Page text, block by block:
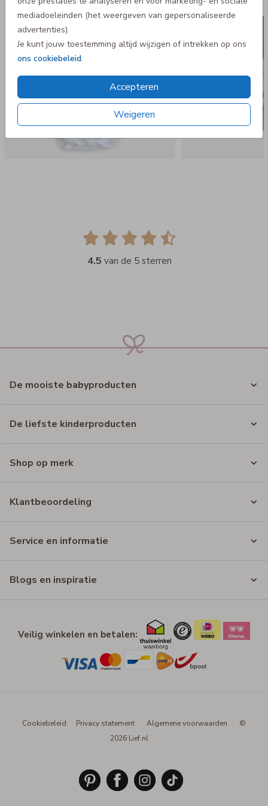
mediadoeleinden (het weergeven van gepersonaliseerde
advertenties).
Je kunt jouw toestemming altijd wijzigen of intrekken op ons
ons cookiebeleid.
Accepteren
Weigeren
4.5 van de 5 sterren
De mooiste babyproducten
De liefste kinderproducten
Shop op merk
Klantbeoordeling
Service en informatie
Blogs en inspiratie
Veilig winkelen en betalen:
Cookiebeleid Privacy statement Algemene voorwaarden
©
2026 Lief.nl